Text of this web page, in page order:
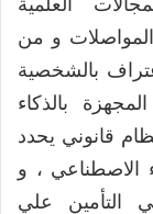
و من
بالشخصية
بالذكاء
قانوني يحدد
الاصطناعي ، و
التأمين علي